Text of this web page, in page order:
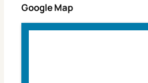
Google Map